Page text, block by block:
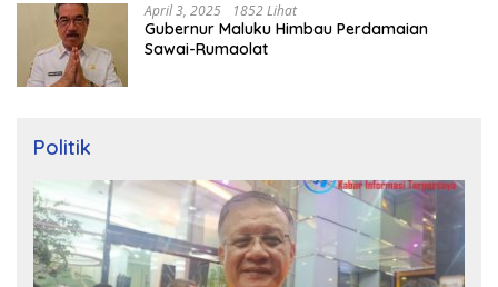
April 3, 2025 1852 Lihat
Gubernur Maluku Himbau Perdamaian
Sawai-Rumaolat
Politik